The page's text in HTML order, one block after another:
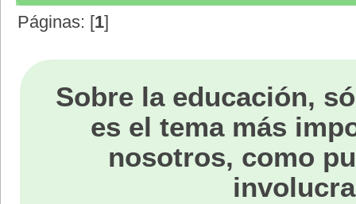
Páginas: [1]
Sobre la educación,
es el tema más
nosotros, como